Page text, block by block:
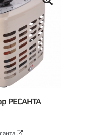
РЕСАНТА